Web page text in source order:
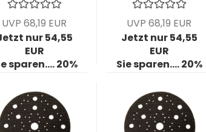
7mm VPE: 5
Stck/Pck
UVP 68,19 EUR
nur 54,55
EUR
sparen.... 20%
7mm VPE: 5
Stck/Pck
UVP 68,19 EUR
Jetzt nur 54,55
EUR
Sie sparen.... 20%